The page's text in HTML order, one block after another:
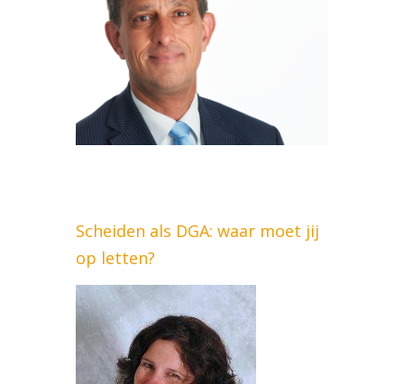
Scheiden als DGA: waar moet jij
op letten?